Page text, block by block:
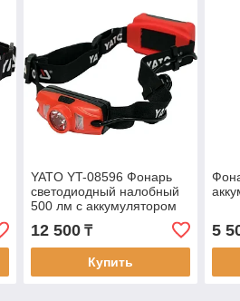
YATO YT-08596 Фонарь
светодиодный налобный
500 лм с аккумулятором
12 500₸
Купить
5